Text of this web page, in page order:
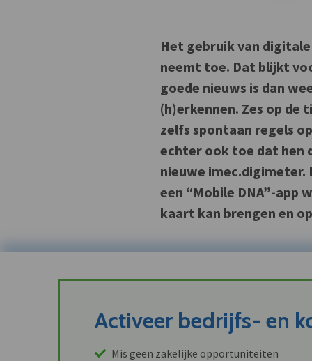
Het gebruik van
neemt toe. Dat blijkt
goede nieuws is dan
(h)erkennen. Zes op de
zelfs spontaan regels
echter ook toe dat hen
nieuwe imec.digimeter.
een “Mobile DNA”-app
kaart kan brengen en
Activeer bedrijfs- en
Mis geen zakelijke opportuniteiten